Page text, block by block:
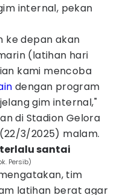
internal, pekan
ke depan akan
(latihan hari
kami mencoba
dengan program
gim internal,"
di Stadion Gelora
3/2025) malam.
santai
Persib)
tim
latihan berat agar